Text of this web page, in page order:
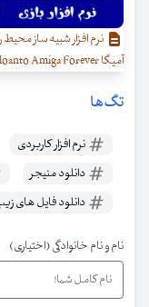
نرم افزار شبیه ساز محیط
آمیگا Cloanto Amiga Forever
تگ‌ها
نرم افزار کاربردی
دانلود منیجر
دانلود فایل های
نام و نام خانوادگی (اختیاری)